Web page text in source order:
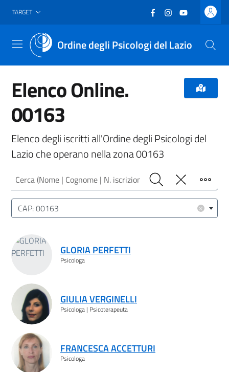
Vai al header
Vai al contenuto principale
Vai al footer
TARGET Facebook
(nuova scheda -
Instagram
(nuova scheda
YouTube
(nuova
Ordine degli Psicologi del Lazio
Menu
Elenco Online.
00163
Elenco degli iscritti all'Ordine degli Psicologi del
Lazio che operano nella zona 00163
Cerca (Nome | Cognome | N. iscrizione)
Cerca PulisciFiltro
Luogo (CAP | Comune | Provincia)
×
CAP: 00163
Risultati ricerca
GLORIA PERFETTI
Psicologa
GIULIA VERGINELLI
Psicologa | Psicoterapeuta
FRANCESCA ACCETTURI
Psicologa